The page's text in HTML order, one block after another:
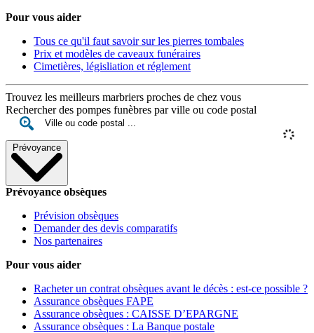
Pour vous aider
Tous ce qu'il faut savoir sur les pierres tombales
Prix et modèles de caveaux funéraires
Cimetières, législiation et réglement
Trouvez les meilleurs marbriers proches de chez vous
Rechercher des pompes funèbres par ville ou code postal
Prévoyance
Prévoyance obsèques
Prévision obsèques
Demander des devis comparatifs
Nos partenaires
Pour vous aider
Racheter un contrat obsèques avant le décès : est-ce possible ?
Assurance obsèques FAPE
Assurance obsèques : CAISSE D’EPARGNE
Assurance obsèques : La Banque postale